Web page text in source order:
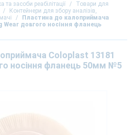
та засоби реабілітації /
Товари для
/
Контейнери для збору аналізів,
/
Пластина до калоприймача
Wear довгого носіння фланець
Coloplast 13181
носіння фланець 50мм №5